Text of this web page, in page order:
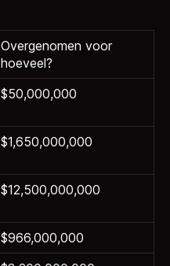
Overgenomen voor
hoeveel?
$50,000,000
$1,650,000,000
$12,500,000,000
$966,000,000